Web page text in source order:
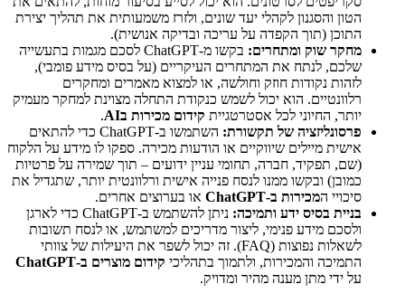
הטון והסגנון לקהלי יעד שונים, ולזרז משמעותית את תהליך יצירת
התוכן (תוך הקפדה על עריכה ובדיקה אנושית).
מחקר שוק ומתחרים:
בקשו מ-ChatGPT לסכם מגמות בתעשייה
שלכם, לנתח את המתחרים העיקריים (על בסיס מידע פומבי),
לזהות נקודות חוזק וחולשה, או למצוא מאמרים ומחקרים
רלוונטיים. הוא יכול לשמש כנקודת התחלה מצוינת למחקר מעמיק
יותר, החיוני לכל אסטרטגיית קידום מכירות בAI
.
פרסונליזציה של תקשורת:
השתמשו ב-ChatGPT כדי להתאים
אישית מיילים שיווקיים או הודעות מכירה. ספקו לו מידע על הלקוח
(שם, תפקיד, חברה, תחומי עניין ידועים – תוך שמירה על פרטיות
כמובן) ובקשו ממנו לנסח פנייה אישית ורלוונטית יותר, שתגדיל את
סיכויי המכירות ב-ChatGPT
או בערוצים אחרים.
בניית בסיס ידע ותמיכה:
ניתן להשתמש ב-ChatGPT כדי לארגן
ולסכם מידע פנימי, ליצור מדריכים למשתמש, או לנסח תשובות
לשאלות נפוצות (FAQ). זה יכול לשפר את היעילות של צוותי
התמיכה והמכירות, ולתמוך בתהליכי קידום מוצרים ב-ChatGPT
על ידי מתן מענה מהיר ומדויק.